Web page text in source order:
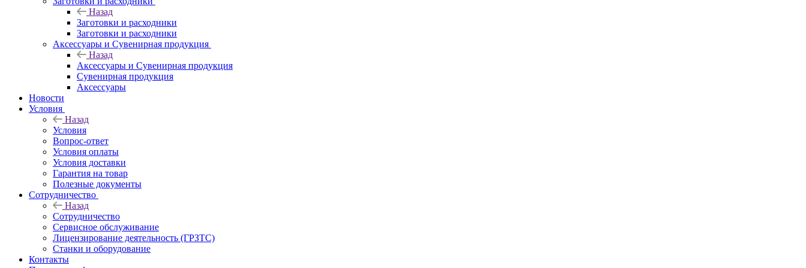
Назад
Заготовки и расходники
Заготовки и расходники
Аксессуары и Сувенирная продукция
Назад
Аксессуары и Сувенирная продукция
Сувенирная продукция
Аксессуары
Новости
Условия
Назад
Условия
Вопрос-ответ
Условия оплаты
Условия доставки
Гарантия на товар
Полезные документы
Сотрудничество
Назад
Сотрудничество
Сервисное обслуживание
Лицензирование деятельность (ГРЗТС)
Станки и оборудование
Контакты